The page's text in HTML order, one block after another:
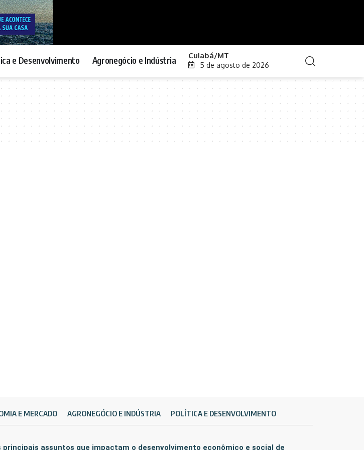
e Desenvolvimento Agronegócio e Indústria Cuiabá/MT
5 de agosto de 2026
E MERCADO AGRONEGÓCIO E INDÚSTRIA POLÍTICA E DESENVOLVIMENTO
assuntos que impactam o desenvolvimento econômico e social de